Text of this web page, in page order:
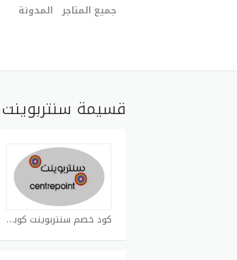
جميع المتاجر المدونة
قسيمة سنتربوينت
كود خصم سنتربوينت كوبون